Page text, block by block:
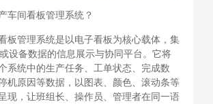
车间看板管理系统？
板管理系统是以电子看板为核心载体，集
设备数据的信息展示与协同平台。它将
系统中的生产任务、工单状态、完成数
机原因等数据，以图表、颜色、滚动条等
现，让班组长、操作员、管理者在同一语